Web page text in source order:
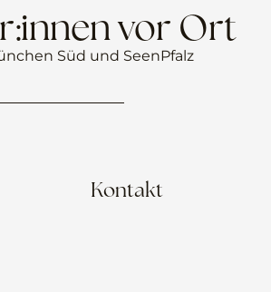
vor Ort
Süd und SeenPfalz
Kontakt